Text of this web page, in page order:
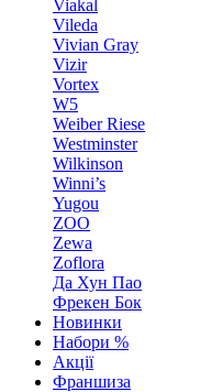
Viakal
Vileda
Vivian Gray
Vizir
Vortex
W5
Weiber Riese
Westminster
Wilkinson
Winni’s
Yugou
ZOO
Zewa
Zoflora
Да Хун Пао
Фрекен Бок
Новинки
Набори %
Акції
Франшиза